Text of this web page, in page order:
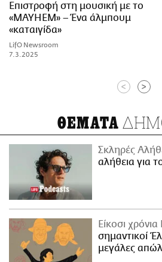
Επιστροφή στη μουσική με το
«MAYHEM» – Ένα άλμπουμ
«καταιγίδα»
LifO Newsroom
7.3.2025
< >
ΘΕΜΑΤΑ
Σκληρές
αλήθεια για
Είκοσι χρόνια
σημαντικοί
μεγάλες